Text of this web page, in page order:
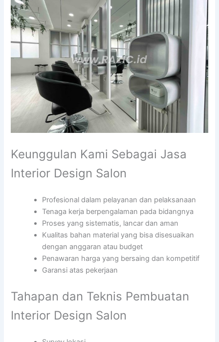
Keunggulan Kami Sebagai Jasa
Interior Design Salon
Profesional dalam pelayanan dan pelaksanaan
Tenaga kerja berpengalaman pada bidangnya
Proses yang sistematis, lancar dan aman
Kualitas bahan material yang bisa disesuaikan
dengan anggaran atau budget
Penawaran harga yang bersaing dan kompetitif
Garansi atas pekerjaan
Tahapan dan Teknis Pembuatan
Interior Design Salon